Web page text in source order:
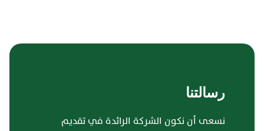
رسالتنا
نسعى أن نكون الشركة الرائدة في تقديم